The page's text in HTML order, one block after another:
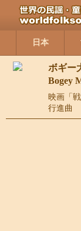
日本
ボギー
Bogey
映画「
行進曲